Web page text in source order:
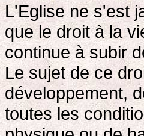
L'Eglise ne s'est
que le droit à la
continue à subir
Le sujet de ce
développement,
toutes les